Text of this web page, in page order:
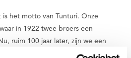
is het motto van Tunturi. Onze
in 1922 twee broers een
ruim 100 jaar later, zijn we een
wereldwijd merk. We ondersteunen